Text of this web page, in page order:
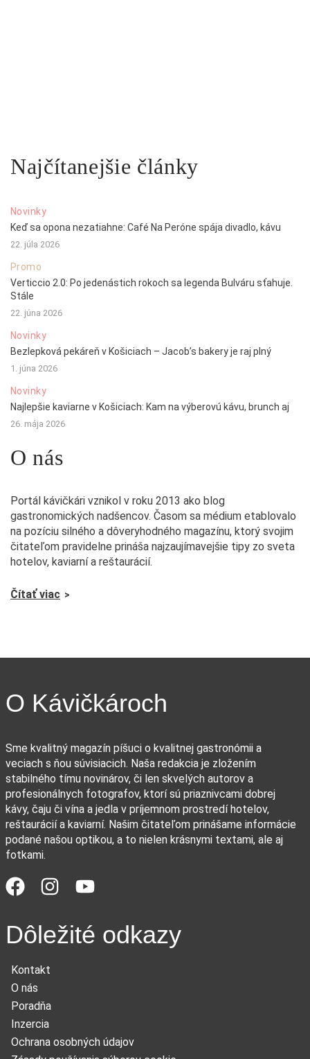
Najčítanejšie články
Novinky
Keď sa opona nezatiahne: Café Na Peróne spája divadlo, kávu
22. júla 2026
Promo
Verticcio 2.0: Po jedenástich rokoch sa legenda Bulváru sťahuje.
Stále
22. júna 2026
Novinky
Bezlepková pekáreň v Košiciach – Jacob’s bakery je raj plný
1. júna 2026
Novinky
Najlepšie kaviarne v Košiciach: Kam na výberovú kávu, brunch aj
26. mája 2026
O nás
Portál kávičkári vznikol v roku 2013 ako blog
gastronomických nadšencov. Časom sa médium etablovalo
na pozíciu silného a dôveryhodného magazínu, ktorý svojim
čitateľom pravidelne prináša najzaujímavejšie tipy zo sveta
hotelov, kaviarní a reštaurácií.
Čítať viac
O Kávičkároch
Sme kvalitný magazín píšuci o kvalitnej gastronómii a
veciach s ňou súvisiacich. Naša redakcia je zložením
stabilného tímu novinárov, či len skvelých autorov a
profesionálnych fotografov, ktorí sú priaznivcami dobrej
kávy, čaju či vína a jedla v príjemnom prostredí hotelov,
reštaurácií a kaviarní. Našim čitateľom prinášame informácie
podané našou optikou, a to nielen krásnymi textami, ale aj
fotkami.
Dôležité odkazy
Kontakt
O nás
Poradňa
Inzercia
Ochrana osobných údajov